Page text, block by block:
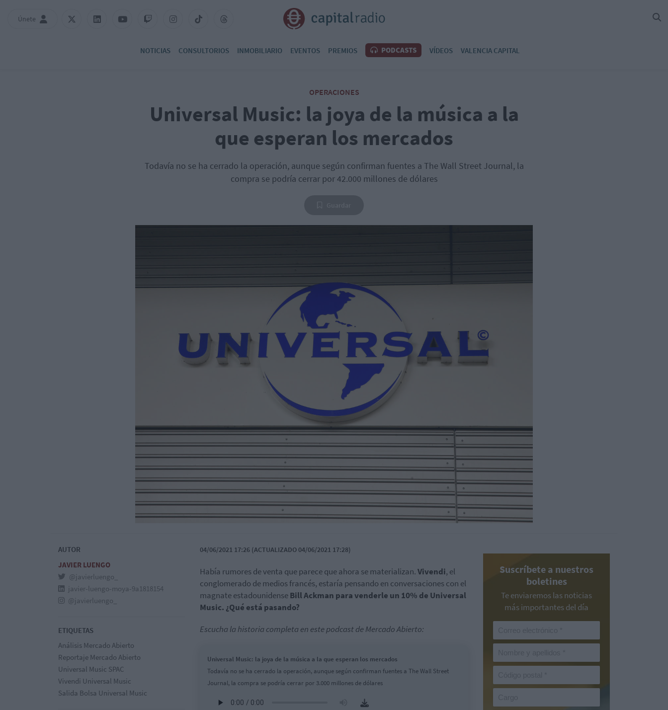
Únete
NOTICIAS CONSULTORIOS INMOBILIARIO EVENTOS PREMIOS PODCASTS VÍDEOS VALENCIA CAPITAL
OPERACIONES
Universal Music: la joya de la música a la
que esperan los mercados
Todavía no se ha cerrado la operación, aunque según confirman fuentes a The Wall Street Journal, la
compra se podría cerrar por 42.000 millones de dólares
AUTOR
JAVIER LUENGO
@javierluengo_
javier-luengo-moya-9a1818154
@javierluengo_
ETIQUETAS
Análisis Mercado Abierto
Reportaje Mercado Abierto
Universal Music SPAC
Vivendi Universal Music
Salida Bolsa Universal Music
04/06/2021 17:26 (ACTUALIZADO 04/06/2021 17:28)
Había rumores de venta que parece que ahora se materializan.Vivendi, el
conglomerado de medios francés, estaría pensando en conversaciones con el
magnate estadounidenseBill Ackman para venderle un 10% de Universal
Music. ¿Qué está pasando?
Escucha la historia completa en este podcast de Mercado Abierto:
Universal Music: la joya de la música a la que esperan los mercados
Todavía no se ha cerrado la operación, aunque según confirman fuentes a The Wall Street
Journal, la compra se podría cerrar por 3.000 millones de dólares
Suscríbete a nuestros
boletines
Te enviaremos las noticias
más importantes del día